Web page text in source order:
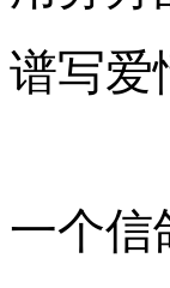
谱写爱
一个信